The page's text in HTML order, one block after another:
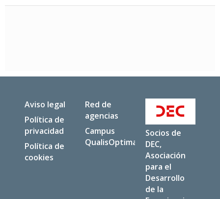
Aviso legal
Política de
privacidad
Política de
cookies
Red de
agencias
Campus
QualisOptima
Socios de
DEC,
Asociación
para el
Desarrollo
de la